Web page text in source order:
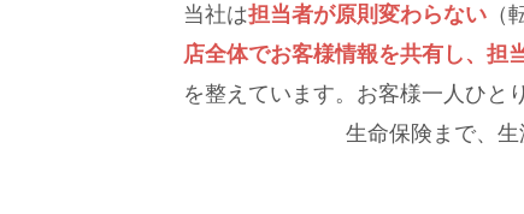
当社は担当者が原則変わらない（
店全体でお客様情報を共有し、担
を整えています。お客様一人ひと
生命保険まで、生